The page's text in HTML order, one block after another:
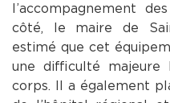
l’accompagnement
côté, le maire de
estimé que cet
une difficulté majeure
corps. Il a également